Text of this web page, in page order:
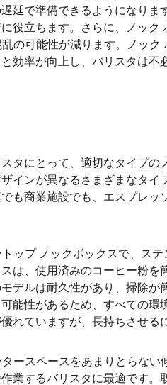
延で準備できるようになりま
役立ちます。さらに、ノック
の可能性が減ります。ノッ
効率が向上し、バリスタは不
タにとって、適切なタイプ
インが異なるさまざまなタイ
も商業施設でも、エスプレッ
ップ ノックボックスで、ス
は、使用済みのコーヒー粉を
デルは耐久性があり、掃除
能性があるため、すべての環
れていますが、長持ちさせる
ースペースをあまりとらな
業するバリスタに最適です